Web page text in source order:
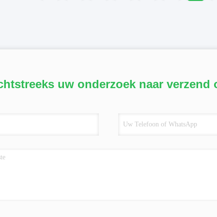
uw onderzoek naar verzend